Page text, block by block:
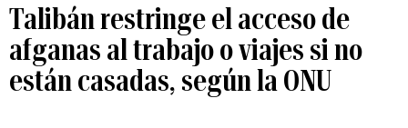
Talibán restringe el acceso de
afganas al trabajo o viajes si no
están casadas, según la ONU